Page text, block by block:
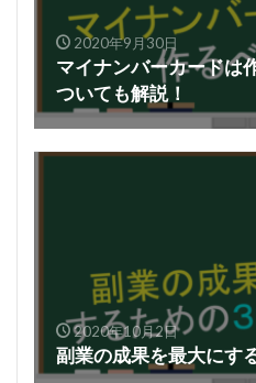
2020年9月30日
マイナンバーカードは
ついても解説！
2020年10月2日
副業の成果を最大にす